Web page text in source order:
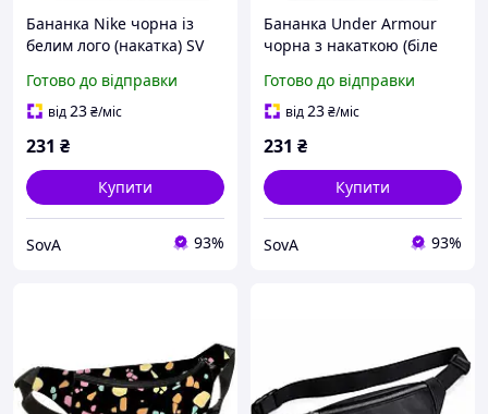
Бананка Nike чорна із
белим лого (накатка) SV
Готово до відправки
від23₴/міс
231 ₴
Купити
SovA 93%
Бананка Under Armour
чорна з накаткою (біле
Готово до відправки
від23₴/міс
231 ₴
Купити
SovA 93%